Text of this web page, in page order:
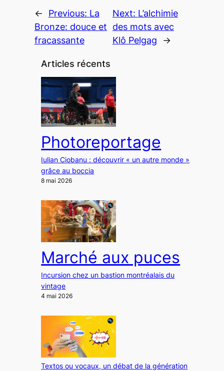
← Previous: La
Bronze: douce et
fracassante
Next: L’alchimie
des mots avec
Klô Pelgag
→
Articles récents
Photoreportage
Iulian Ciobanu : découvrir « un autre monde »
grâce au boccia
8 mai 2026
Marché aux puces
Incursion chez un bastion montréalais du
vintage
4 mai 2026
Textos ou vocaux, un débat de la génération